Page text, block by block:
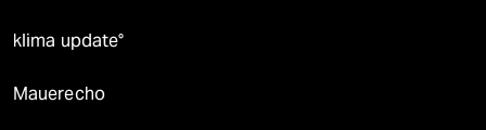
klima update°
Mauerecho